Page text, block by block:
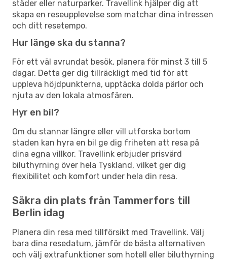
städer eller naturparker. Travellink hjälper dig att
skapa en reseupplevelse som matchar dina intressen
och ditt resetempo.
Hur länge ska du stanna?
För ett väl avrundat besök, planera för minst 3 till 5
dagar. Detta ger dig tillräckligt med tid för att
uppleva höjdpunkterna, upptäcka dolda pärlor och
njuta av den lokala atmosfären.
Hyr en bil?
Om du stannar längre eller vill utforska bortom
staden kan hyra en bil ge dig friheten att resa på
dina egna villkor. Travellink erbjuder prisvärd
biluthyrning över hela Tyskland, vilket ger dig
flexibilitet och komfort under hela din resa.
Säkra din plats från Tammerfors till
Berlin idag
Planera din resa med tillförsikt med Travellink. Välj
bara dina resedatum, jämför de bästa alternativen
och välj extrafunktioner som hotell eller biluthyrning